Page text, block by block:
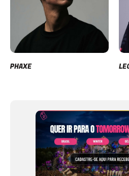
PHAXE